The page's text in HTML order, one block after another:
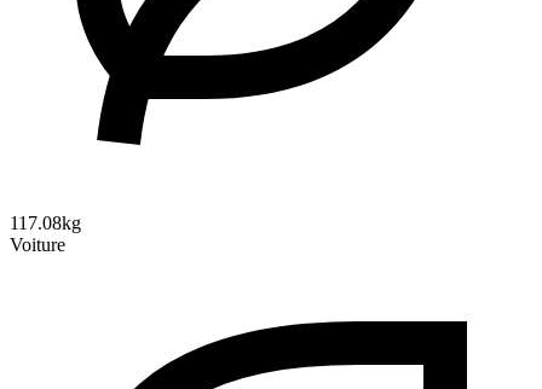
117.08kg
Voiture